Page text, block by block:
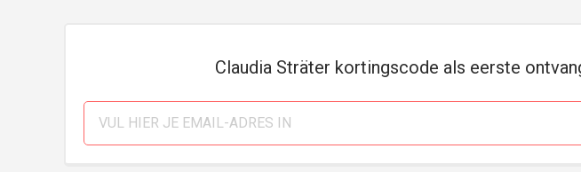
Claudia Sträter kortingscode als eerste